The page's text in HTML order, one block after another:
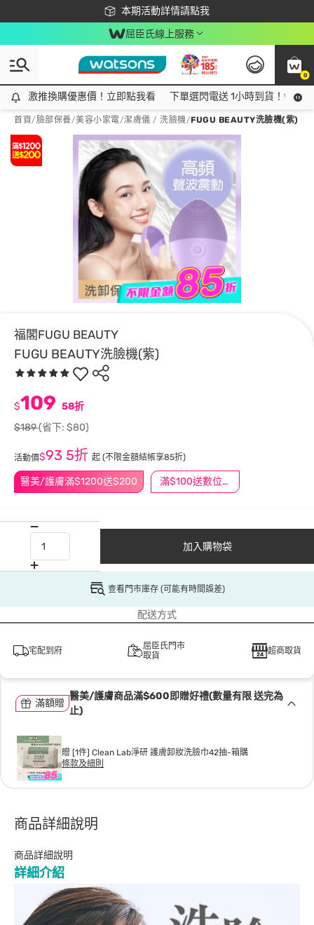
本期活動詳情請點我
下載app最高回饋$350
屈臣氏線上服務
0
激推換購優惠價！立即點我看
激推換購優惠價！立即點我看 下單選閃電送 1小時到貨！領神
首頁/臉部保養/美容小家電/潔膚儀 / 洗臉機/FUGU BEAUTY洗臉機(紫)
福閣FUGU BEAUTY
FUGU BEAUTY洗臉機(紫)
醫美/護膚滿$1200送$200 滿$100送數位印花
$109 58折
$189(省下: $80)
活動價$93 5折 起 (不限金額結帳享85折)
加入購物袋
查看門市庫存 (可能有時間誤差)
配送方式
宅配到府
屈臣氏門市
取貨
超商取貨
滿額贈
醫美/護膚商品滿$600即贈好禮(數量有限 送完為
止)
贈 [1件] Clean Lab淨研 護膚卸妝洗臉巾42抽-箱購
條款及細則
商品詳細說明
商品詳細說明
詳細介紹